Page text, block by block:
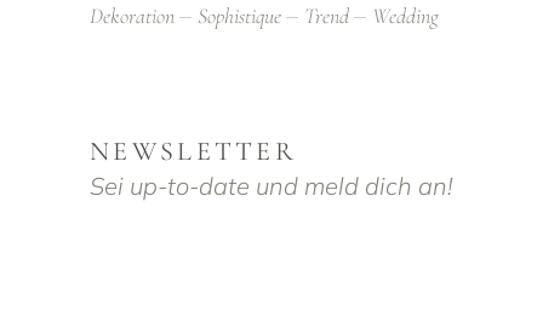
Dekoration Sophistique Trend Wedding
NEWSLETTER
Sei up-to-date und meld dich an!